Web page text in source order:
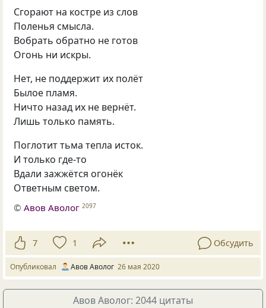
Сгорают на костре из слов
Поленья смысла.
Вобрать обратно не готов
Огонь ни искры.
Нет, не поддержит их полёт
Былое пламя.
Ничто назад их не вернёт.
Лишь только память.
Поглотит тьма тепла исток.
И только где-то
Вдали зажжётся огонёк
Ответным светом.
©Авов Аволог 2097
7 1 Обсудить
Опубликовал Авов Аволог 26 мая 2020
Авов Аволог: 2044 цитаты